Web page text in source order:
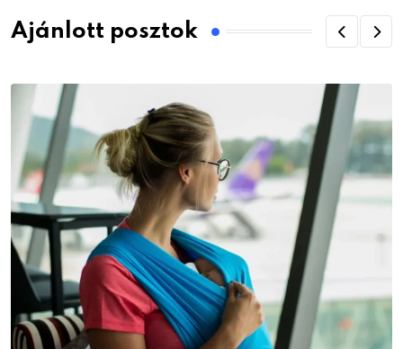
Ajánlott posztok